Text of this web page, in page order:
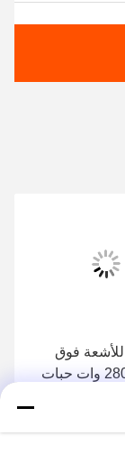
وحدة LED للأشعة فوق
البنفسجية 280 وات حبات
على افضل سعر